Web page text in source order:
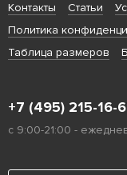
Контакты
Статьи
Политика
Таблица размеров
+7 (495) 215-16-
с 9:00-21:00 -